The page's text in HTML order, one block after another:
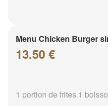
Menu Chicken Burger
13.50 €
1 portion de frites 1